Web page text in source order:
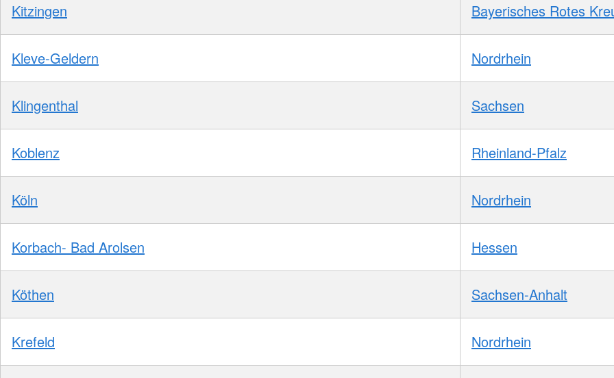
Kitzingen Bayerisches Rotes
Kleve-Geldern Nordrhein
Klingenthal Sachsen
Koblenz Rheinland-Pfalz
Köln Nordrhein
Korbach- Bad Arolsen Hessen
Köthen Sachsen-Anhalt
Krefeld Nordrhein